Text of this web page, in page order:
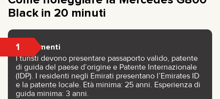
Black in 20 minuti
1 Documenti
I turisti devono presentare passaporto valido, patente
di guida del paese d’origine e Patente Internazionale
(IDP). I residenti negli Emirati presentano l’Emirates ID
e la patente locale. Età minima: 25 anni. Esperienza di
guida minima: 3 anni.